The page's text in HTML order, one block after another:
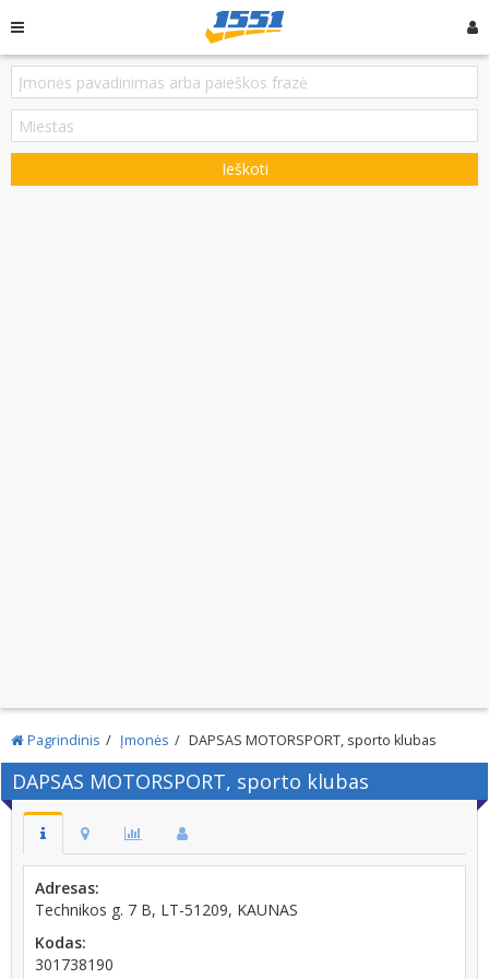
Ieškoti
Pagrindinis Įmonės DAPSAS MOTORSPORT, sporto klubas
DAPSAS MOTORSPORT, sporto klubas
Adresas:
Technikos g. 7 B, LT-51209, KAUNAS
Kodas:
301738190